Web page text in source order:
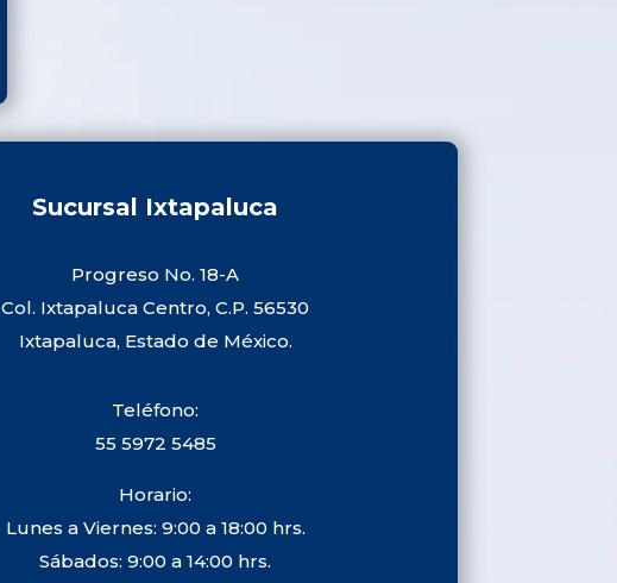
Sucursal Ixtapaluca
Progreso No. 18-A
Col. Ixtapaluca Centro, C.P. 56530
Ixtapaluca, Estado de México.
Teléfono:
55 5972 5485
Horario:
Lunes a Viernes: 9:00 a 18:00 hrs.
Sábados: 9:00 a 14:00 hrs.